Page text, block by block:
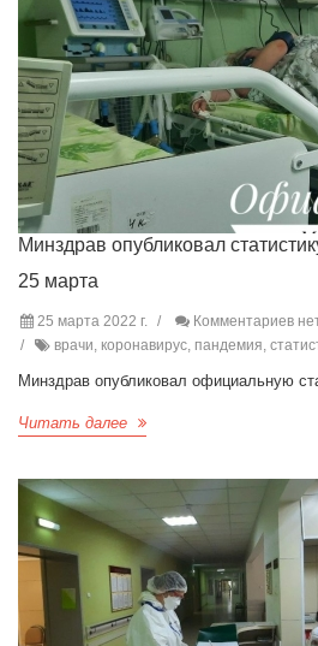
Минздрав опубликовал
25 марта
25 марта 2022 г.
Комментариев
врачи, коронавирус, пандемия,
Минздрав опубликовал официальную
Читать далее